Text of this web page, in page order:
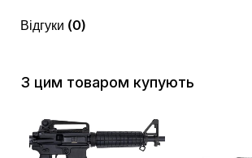
Відгуки (0)
З цим товаром купують